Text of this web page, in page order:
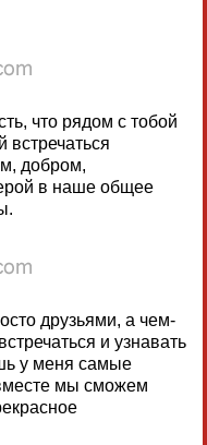
что рядом с тобой
встречаться
добром,
в наше общее
друзьями, а чем-
и узнавать
у меня самые
мы сможем